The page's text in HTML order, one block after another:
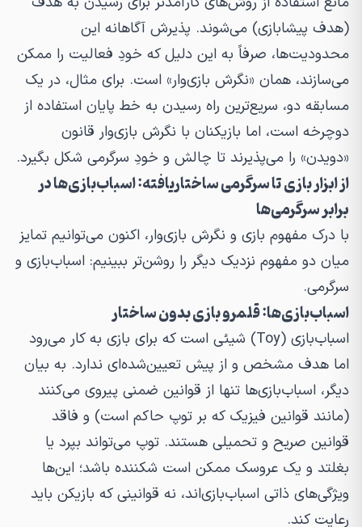
(هدف پیشابازی) می‌شوند. پذیرش آگاهانه این
محدودیت‌ها، صرفاً به این دلیل که خودِ فعالیت را ممکن
می‌سازند، همان «نگرش بازی‌وار» است. برای مثال، در یک
مسابقه دو، سریع‌ترین راه رسیدن به خط پایان استفاده از
دوچرخه است، اما بازیکنان با نگرش بازی‌وار قانون
«دویدن» را می‌پذیرند تا چالش و خودِ سرگرمی شکل بگیرد.
از ابزار بازی تا سرگرمی ساختاریافته: اسباب‌بازی‌ها در
برابر سرگرمی‌ها
با درک مفهوم بازی و نگرش بازی‌وار، اکنون می‌توانیم تمایز
میان دو مفهوم نزدیک دیگر را روشن‌تر ببینیم: اسباب‌بازی و
سرگرمی.
اسباب‌بازی‌ها: قلمرو بازی بدون ساختار
اسباب‌بازی (Toy) شیئی است که برای بازی به کار می‌رود
اما هدف مشخص و از پیش تعیین‌شده‌ای ندارد. به بیان
دیگر، اسباب‌بازی‌ها تنها از قوانین ضمنی پیروی می‌کنند
(مانند قوانین فیزیک که بر توپ حاکم است) و فاقد
قوانین صریح و تحمیلی هستند. توپ می‌تواند بپرد یا
بغلتد و یک عروسک ممکن است شکننده باشد؛ این‌ها
ویژگی‌های ذاتی اسباب‌بازی‌اند، نه قوانینی که بازیکن باید
رعایت کند.